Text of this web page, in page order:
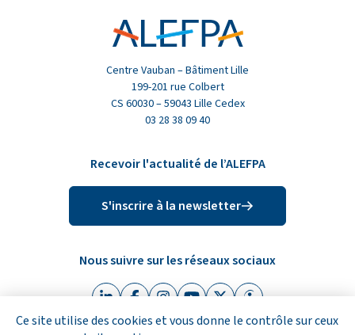
Centre Vauban – Bâtiment Lille
199-201 rue Colbert
CS 60030 – 59043 Lille Cedex
03 28 38 09 40
Recevoir l'actualité de l’ALEFPA
S'inscrire à la newsletter
Nous suivre sur les réseaux sociaux
Ce site utilise des cookies et vous donne le contrôle sur ceux